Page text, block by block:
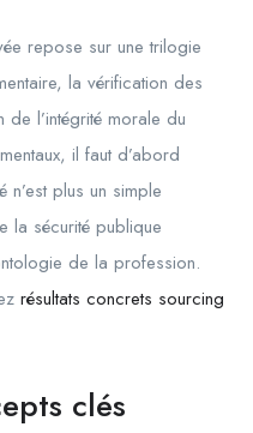
repose sur une trilogie
la vérification des
l’intégrité morale du
il faut d’abord
plus un simple
la sécurité publique
de la profession.
résultats concrets sourcing
clés